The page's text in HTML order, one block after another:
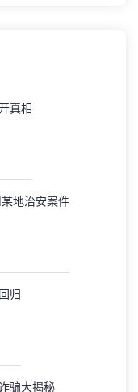
真相
地治安案件
归
骗大揭秘